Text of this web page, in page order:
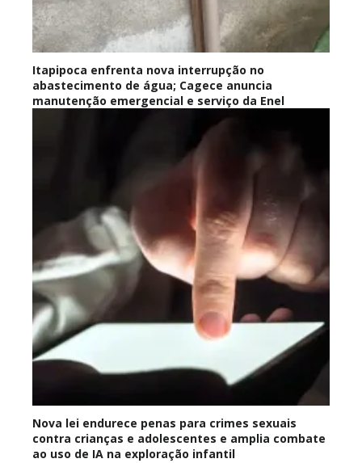
Itapipoca enfrenta nova interrupção no
abastecimento de água; Cagece anuncia
manutenção emergencial e serviço da Enel
Nova lei endurece penas para crimes sexuais
contra crianças e adolescentes e amplia combate
ao uso de IA na exploração infantil